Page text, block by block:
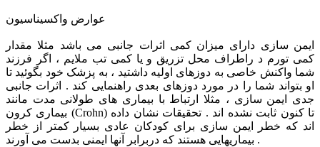
عوارض واکسیناسیون
ایمن سازی دارای میزان کمی اثرات جانبی می باشد مثلا مقدار
کمی تورم د راطراف محل تزریق و یا کمی تب ملایم ، اگر فرزند
شما واکنش خاصی به دوزهای اولیه داشتید ، به پزشک خود بگوئید تا
او بتواند شما را در مورد دوزهای بعدی راهنمایی کند . اثرات جانبی
جدی ایمن سازی ، مثلا ارتباط با بیماری های طولانی مدت مانند
بیماری کرون (Crohn) تا کنون ثابت نشده اند . تحقیقات نشان داده
اند که خطر ایمن سازی برای کودکان عادی بسیار کمتر از خطر
بیماریهایی هستند که دربرابر آنها ایمنی بدست می آورند .